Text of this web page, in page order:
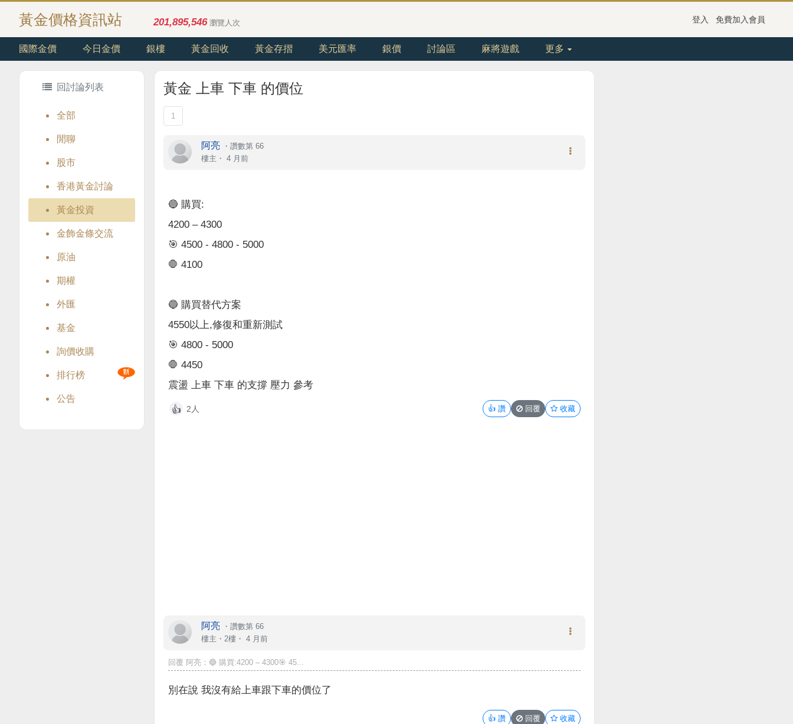
黃金價格資訊站 201,895,546 瀏覽人次 登入 免費加入會員
國際金價 今日金價 銀樓 黃金回收 黃金存摺 美元匯率 銀價 討論區 麻將遊戲 更多
回討論列表
全部
閒聊
股市
香港黃金討論
黃金投資
金飾金條交流
原油
期權
外匯
基金
詢價收購
排行榜
公告
黃金 上車 下車 的價位
1
阿亮 ・讚數第 66
樓主 ・4 月前
🔵 購買:
4200 – 4300
🎯 4500 - 4800 - 5000
🛑 4100
🔵 購買替代方案
4550以上,修復和重新測試
🎯 4800 - 5000
🛑 4450
震盪 上車 下車 的支撐 壓力 參考
👍 2人 👍 讚 回覆 收藏
阿亮 ・讚數第 66
樓主 ・2樓・4 月前
回覆 阿亮：🔵 購買:4200 – 4300🎯 45...
別在說 我沒有給上車跟下車的價位了
👍 讚 回覆 收藏